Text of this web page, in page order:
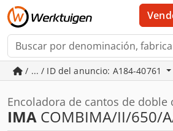
/ ... / ID del anuncio: A184-40761
Encoladora de cantos de doble
IMA COMBIMA/II/650/